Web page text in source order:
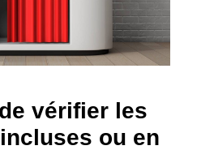
vérifier les
ou en